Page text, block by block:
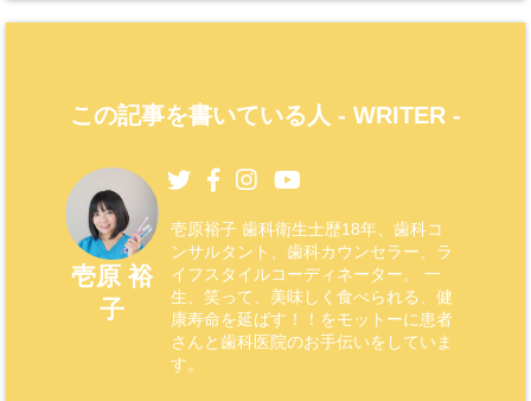
この記事を書いている人 - WRITER -
壱原 裕
子
壱原裕子 歯科衛生士歴18年、歯科コ
ンサルタント、歯科カウンセラー、ラ
イフスタイルコーディネーター。 一
生、笑って、美味しく食べられる、健
康寿命を延ばす！！をモットーに患者
さんと歯科医院のお手伝いをしていま
す。